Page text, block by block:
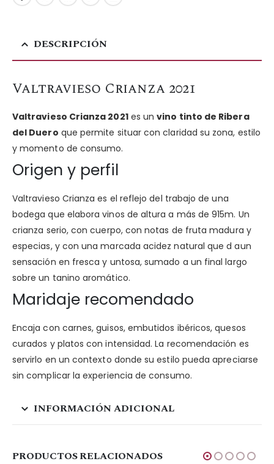
DESCRIPCIÓN
Valtravieso Crianza 2021
Valtravieso Crianza 2021es unvino tinto de Ribera
del Duero que permite situar con claridad su zona, estilo
y momento de consumo.
Origen y perfil
Valtravieso Crianza es el reflejo del trabajo de una
bodega que elabora vinos de altura a más de 915m. Un
crianza serio, con cuerpo, con notas de fruta madura y
especias, y con una marcada acidez natural que d aun
sensación en fresca y untosa, sumado a un final largo
sobre un tanino aromático.
Maridaje recomendado
Encaja con carnes, guisos, embutidos ibéricos, quesos
curados y platos con intensidad. La recomendación es
servirlo en un contexto donde su estilo pueda apreciarse
sin complicar la experiencia de consumo.
INFORMACIÓN ADICIONAL
PRODUCTOS RELACIONADOS